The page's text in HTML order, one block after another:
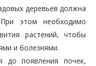
деревьев должна
этом необходимо
растений, чтобы
и болезнями.
до появления почек,